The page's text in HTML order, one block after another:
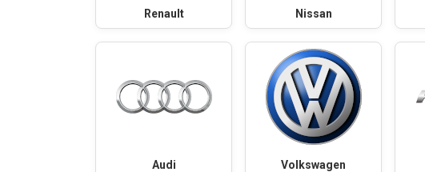
Renault Nissan
Audi Volkswagen